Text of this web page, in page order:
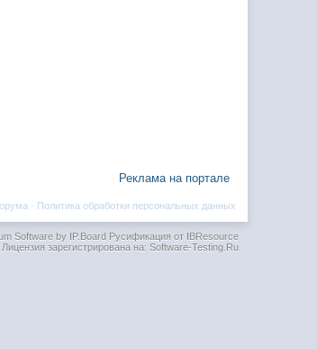
Реклама на портале
Политика обработки персональных данных
·
Software by IP.BoardРусификация от IBResource
Лицензия зарегистрирована на: Software-Testing.Ru